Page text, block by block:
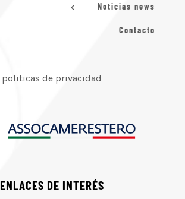
Noticias news
Contacto
politicas de privacidad
ENLACES DE INTERÉS